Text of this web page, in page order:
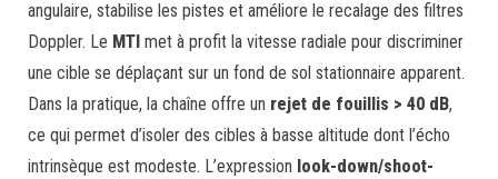
angulaire, stabilise les pistes et améliore le recalage des filtres
Doppler. Le MTI met à profit la vitesse radiale pour discriminer
une cible se déplaçant sur un fond de sol stationnaire apparent.
Dans la pratique, la chaîne offre un rejet de fouillis > 40 dB,
ce qui permet d’isoler des cibles à basse altitude dont l’écho
intrinsèque est modeste. L’expression look-down/shoot-